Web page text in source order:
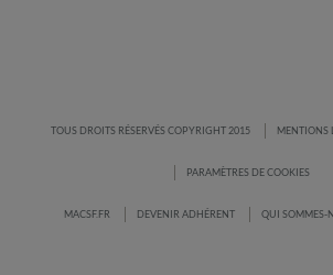
TOUS DROITS RÉSERVÉS COPYRIGHT 2015 MENTIONS
PARAMÈTRES DE COOKIES
MACSF.FR DEVENIR ADHÉRENT QUI SOMMES-